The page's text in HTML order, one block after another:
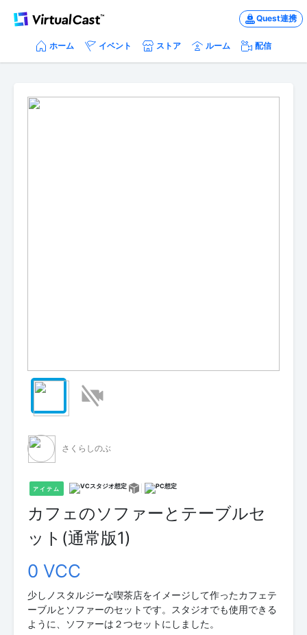
Quest連携
ホーム イベント ストア ルーム 配信
さくらしのぶ
アイテム
カフェのソファーとテーブルセ
ット(通常版1)
0 VCC
少しノスタルジーな喫茶店をイメージして作ったカフェテ
ーブルとソファーのセットです。スタジオでも使用できる
ように、ソファーは２つセットにしました。